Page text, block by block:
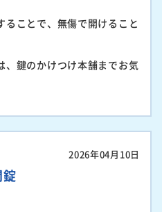
ることで、無傷で開けること
、鍵のかけつけ本舗までお気
2026年04月10日